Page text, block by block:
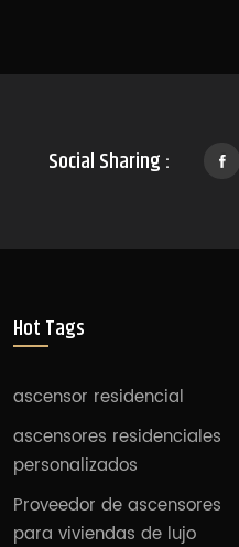
Social Sharing :
Hot Tags
ascensor residencial
ascensores residenciales
personalizados
Proveedor de ascensores
para viviendas de lujo